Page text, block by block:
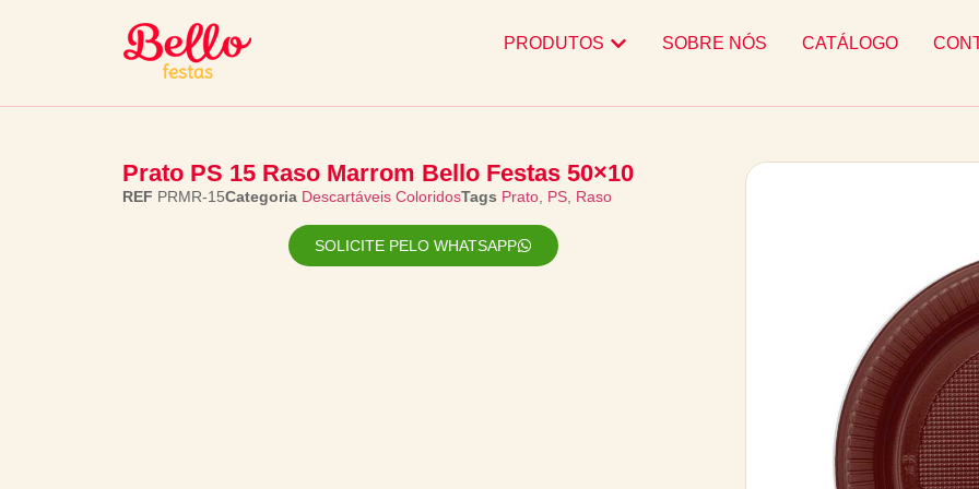
PRODUTOS SOBRE NÓS CATÁLOGO
Prato PS 15 Raso Marrom Bello Festas 50×10
REF PRMR-15Categoria Descartáveis ColoridosTags Prato PS Raso
SOLICITE PELO WHATSAPP